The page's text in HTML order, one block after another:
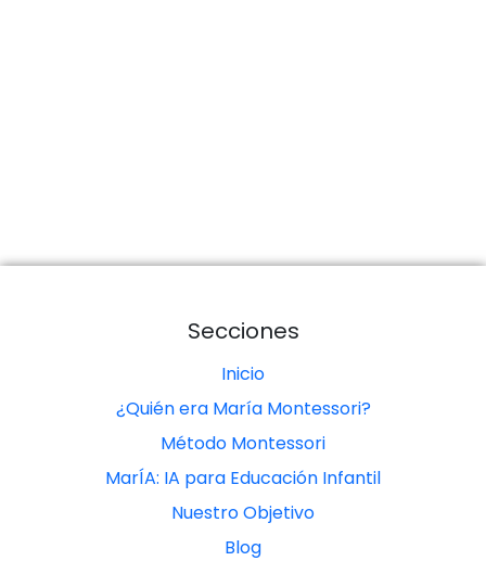
Secciones
Inicio
¿Quién era María Montessori?
Método Montessori
MarÍA: IA para Educación Infantil
Nuestro Objetivo
Blog